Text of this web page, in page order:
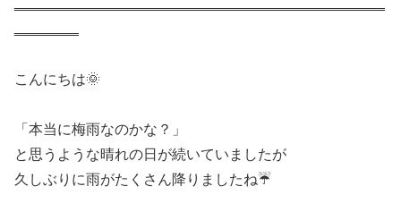
こんにちは🌞
「本当に梅雨なのかな？」
と思うような晴れの日が続いていましたが
久しぶりに雨がたくさん降りましたね☔️